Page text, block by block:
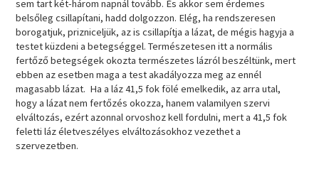
sem tart két-három napnál tovább. És akkor sem érdemes
belsőleg csillapítani, hadd dolgozzon. Elég, ha rendszeresen
borogatjuk, prizniceljük, az is csillapítja a lázat, de mégis hagyja a
testet küzdeni a betegséggel. Természetesen itt a normális
fertőző betegségek okozta természetes lázról beszéltünk, mert
ebben az esetben maga a test akadályozza meg az ennél
magasabb lázat. Ha a láz 41,5 fok fölé emelkedik, az arra utal,
hogy a lázat nem fertőzés okozza, hanem valamilyen szervi
elváltozás, ezért azonnal orvoshoz kell fordulni, mert a 41,5 fok
feletti láz életveszélyes elváltozásokhoz vezethet a
szervezetben.